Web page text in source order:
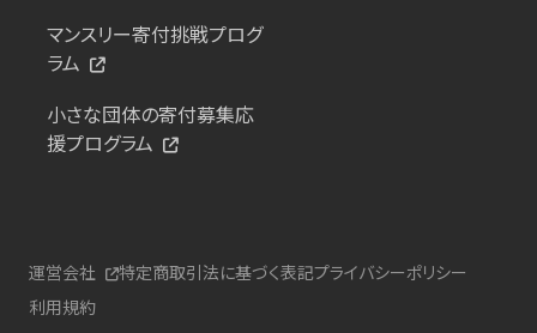
マンスリー寄付挑戦プログ
ラム
小さな団体の寄付募集応
援プログラム
運営会社 特定商取引法に基づく表記プライバシーポリシー
利用規約